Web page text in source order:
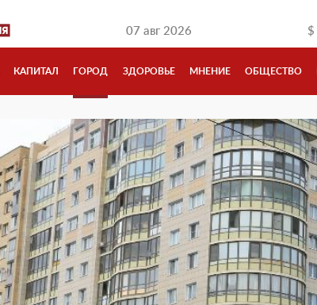
07 авг 2026 $
КАПИТАЛ ГОРОД ЗДОРОВЬЕ МНЕНИЕ ОБЩЕСТВО